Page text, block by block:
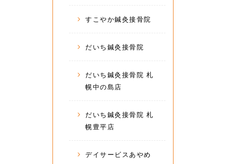
すこやか鍼灸接骨院
だいち鍼灸接骨院
だいち鍼灸接骨院 札
幌中の島店
だいち鍼灸接骨院 札
幌豊平店
デイサービスあやめ